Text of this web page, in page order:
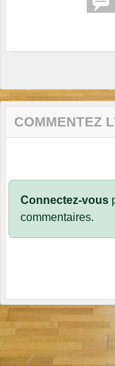
COMMENTEZ
Connectez-vous
commentaires.